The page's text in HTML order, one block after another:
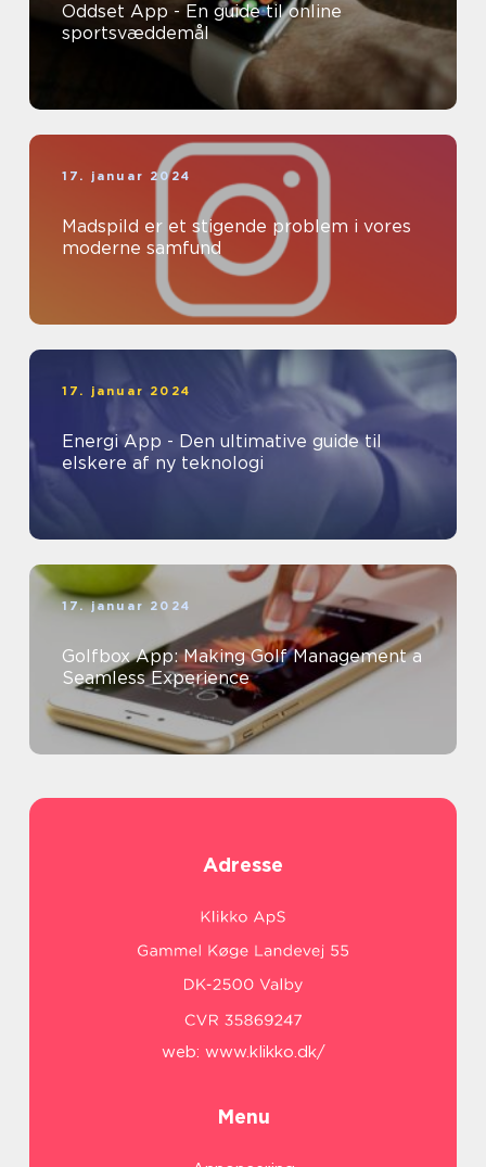
Oddset App - En guide til online
sportsvæddemål
17. januar 2024
Madspild er et stigende problem i vores
moderne samfund
17. januar 2024
Energi App - Den ultimative guide til
elskere af ny teknologi
17. januar 2024
Golfbox App: Making Golf Management a
Seamless Experience
Adresse
web: www.klikko.dk/
Menu